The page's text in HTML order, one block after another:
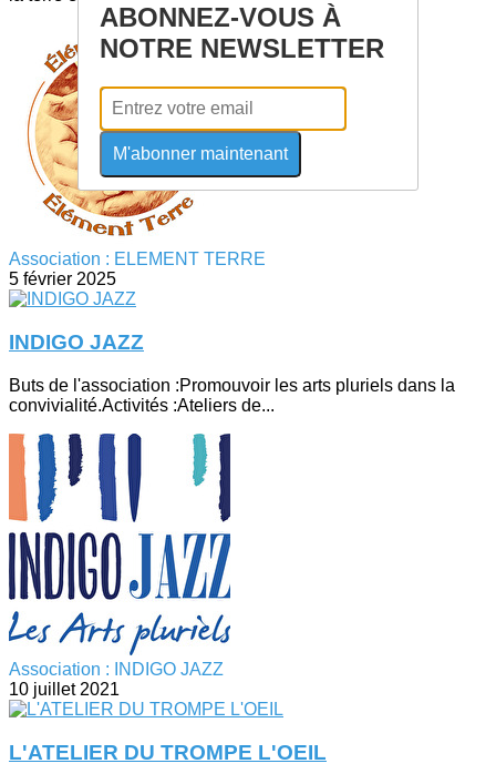
Association : ELEMENT TERRE
5 février 2025
INDIGO JAZZ
Buts de l'association :Promouvoir les arts pluriels dans la
convivialité.Activités :Ateliers de...
Association : INDIGO JAZZ
10 juillet 2021
L'ATELIER DU TROMPE L'OEIL
ABONNEZ-VOUS À
NOTRE NEWSLETTER
M'abonner maintenant